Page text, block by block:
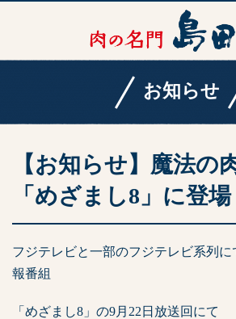
お知らせ
【お知らせ】魔法の
「めざまし8」に登場
フジテレビと一部のフジテレビ系列
報番組
「めざまし8」の9月22日放送回にて